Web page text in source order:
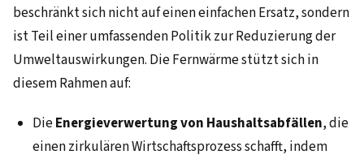
beschränkt sich nicht auf einen einfachen Ersatz, sondern
ist Teil einer umfassenden Politik zur Reduzierung der
Umweltauswirkungen. Die Fernwärme stützt sich in
diesem Rahmen auf:
DieEnergieverwertung von Haushaltsabfällen, die
einen zirkulären Wirtschaftsprozess schafft, indem